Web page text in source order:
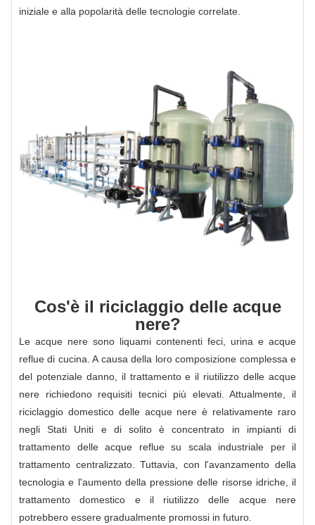
iniziale e alla popolarità delle tecnologie correlate.
Cos'è il riciclaggio delle acque
nere?
Le acque nere sono liquami contenenti feci, urina e acque
reflue di cucina. A causa della loro composizione complessa e
del potenziale danno, il trattamento e il riutilizzo delle acque
nere richiedono requisiti tecnici più elevati. Attualmente, il
riciclaggio domestico delle acque nere è relativamente raro
negli Stati Uniti e di solito è concentrato in impianti di
trattamento delle acque reflue su scala industriale per il
trattamento centralizzato. Tuttavia, con l'avanzamento della
tecnologia e l'aumento della pressione delle risorse idriche, il
trattamento domestico e il riutilizzo delle acque nere
potrebbero essere gradualmente promossi in futuro.